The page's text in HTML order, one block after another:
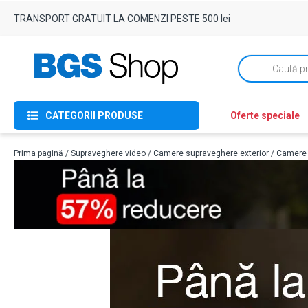
TRANSPORT GRATUIT LA COMENZI PESTE 500 lei
Products
search
CATEGORII PRODUSE Oferte speciale
Prima pagină / Supraveghere video / Camere supraveghere exterior /